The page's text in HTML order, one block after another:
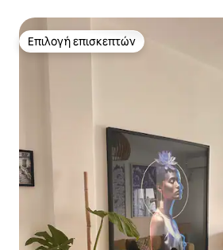
Επιλογή επισκεπτών
Επιλογή επισκεπτών